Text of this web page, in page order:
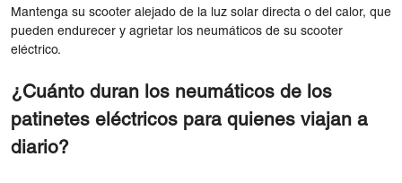
Mantenga su scooter alejado de la luz solar directa o del calor, que
pueden endurecer y agrietar los neumáticos de su scooter
eléctrico.
¿Cuánto duran los neumáticos de los
patinetes eléctricos para quienes viajan a
diario?